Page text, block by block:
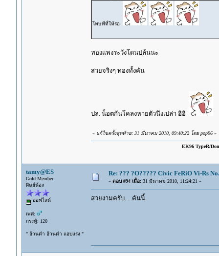
โทษทีที่ให้รอ
ทองแพงระวังโดนปล้นนะ
สวยจริงๆ ทองทั้งคัน
ปล. น็อตกันโคลงหายตัวนึงเปล่า อิอิ
« แก้ไขครั้งสุดท้าย: 31 มีนาคม 2010, 09:40:22 โดย pop96»
EK96 TypeR/
tamy@ES
Gold Member
ศิษย์น้อง
ออฟไลน์
เพศ:
กระทู้: 120
" อ้วนดำ อ้วนดำ แอบแรง "
Re: ??? ?O????? Civic FeRiO Vi-Rs
« ตอบ #94 เมื่อ:31 มีนาคม 2010, 11:24:21 »
สวยงามครับ.....คันนี้